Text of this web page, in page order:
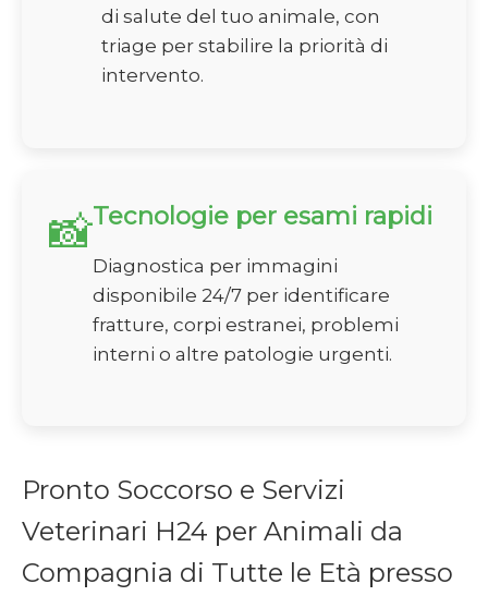
di salute del tuo animale, con
triage per stabilire la priorità di
intervento.
📸Tecnologie per esami rapidi
Diagnostica per immagini
disponibile 24/7 per identificare
fratture, corpi estranei, problemi
interni o altre patologie urgenti.
Pronto Soccorso e Servizi
Veterinari H24 per Animali da
Compagnia di Tutte le Età presso